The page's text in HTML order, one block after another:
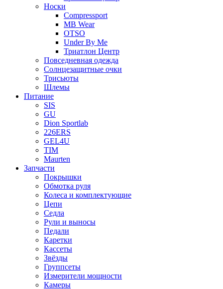
Носки
Compressport
MB Wear
OTSO
Under By Me
Триатлон Центр
Повседневная одежда
Солнцезащитные очки
Трисьюты
Шлемы
Питание
SIS
GU
Dion Sportlab
226ERS
GEL4U
TIM
Maurten
Запчасти
Покрышки
Обмотка руля
Колеса и комплектующие
Цепи
Седла
Рули и выносы
Педали
Каретки
Кассеты
Звёзды
Группсеты
Измерители мощности
Камеры